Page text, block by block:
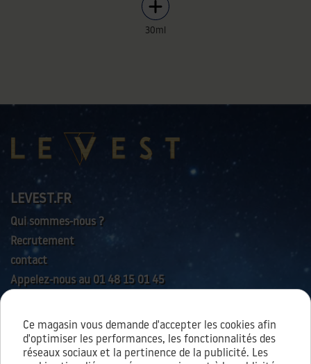
30ml
LEVEST.FR
Qui sommes-nous ?
Recrutement
contact
Appelez-nous au 01 48 15 01 45
AIDES & SERVICES
Ce magasin vous demande d'accepter les cookies afin
d'optimiser les performances, les fonctionnalités des
réseaux sociaux et la pertinence de la publicité. Les